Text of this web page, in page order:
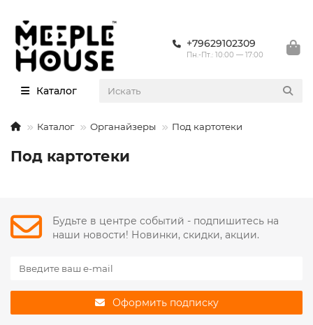
+79629102309
Пн.-Пт.: 10:00 — 17:00
Каталог
Каталог Органайзеры Под картотеки
Под картотеки
Будьте в центре событий - подпишитесь на
наши новости! Новинки, скидки, акции.
Оформить подписку